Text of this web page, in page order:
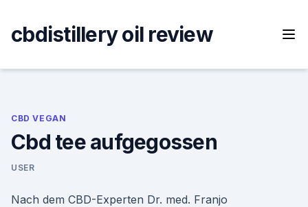
content
cbdistillery oil review
CBD VEGAN
Cbd tee aufgegossen
USER
Nach dem CBD-Experten Dr. med. Franjo